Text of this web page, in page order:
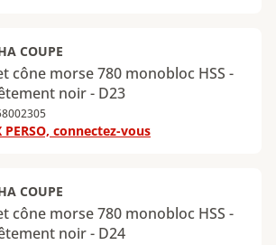
COUPE
cône morse 780 monobloc HSS -
noir - D23
PERSO, connectez-vous
COUPE
cône morse 780 monobloc HSS -
noir - D24